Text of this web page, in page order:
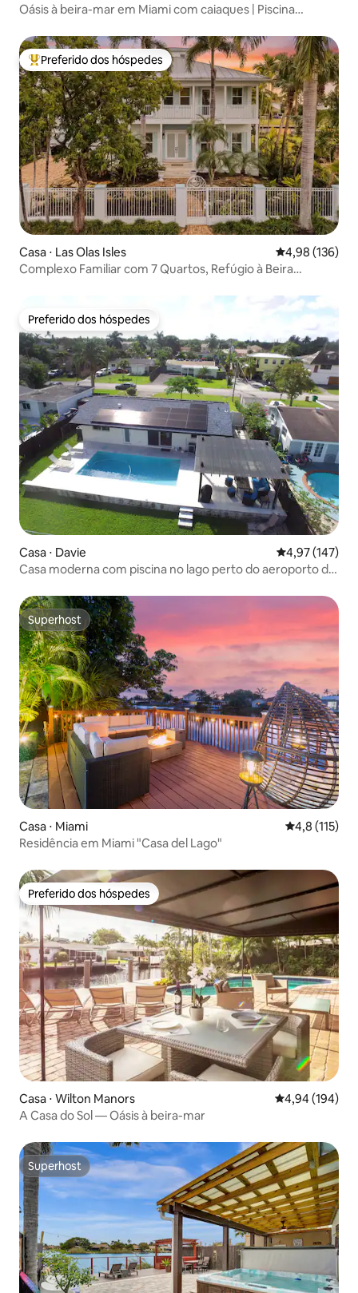
Oásis à beira-mar em Miami com caiaques | Piscina
Entre os melhores preferidos dos hóspedes
Preferido dos hóspedes
Casa ⋅ Las Olas Isles 4,98 de uma
4,98 (136)
Complexo Familiar com 7 Quartos, Refúgio à Beira
Preferido dos hóspedes
Preferido dos hóspedes
Casa ⋅ Davie 4,97 de uma
4,97 (147)
Casa moderna com piscina no lago perto do aeroporto de
Superhost
Superhost
Casa ⋅ Miami 4,8 de uma
4,8 (115)
Residência em Miami "Casa del Lago"
Preferido dos hóspedes
Preferido dos hóspedes
Casa ⋅ Wilton Manors 4,94 de uma
4,94 (194)
A Casa do Sol — Oásis à beira-mar
Superhost
Superhost